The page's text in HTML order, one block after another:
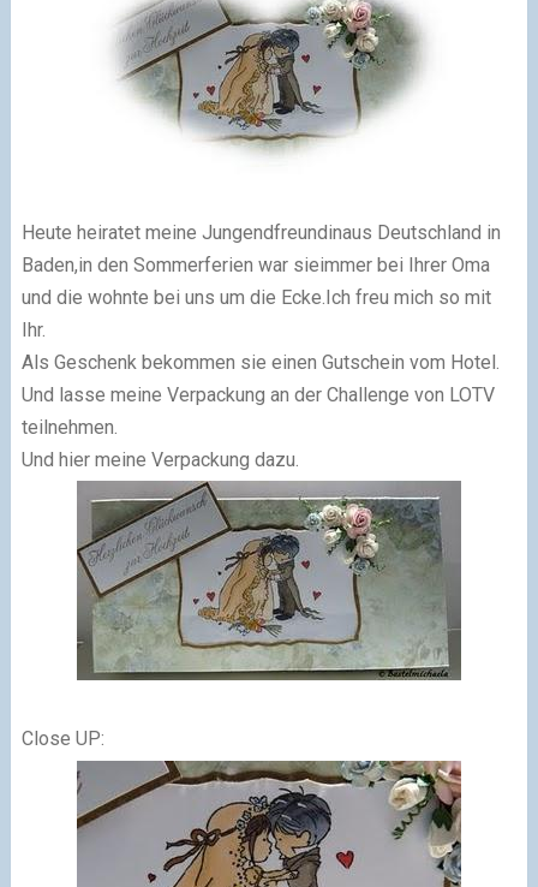
Heute heiratet meine Jungendfreundinaus Deutschland in
Baden,in den Sommerferien war sieimmer bei Ihrer Oma
und die wohnte bei uns um die Ecke.Ich freu mich so mit
Ihr.
Als Geschenk bekommen sie einen Gutschein vom Hotel.
Und lasse meine Verpackung an der Challenge von LOTV
teilnehmen.
Und hier meine Verpackung dazu.
Close UP: